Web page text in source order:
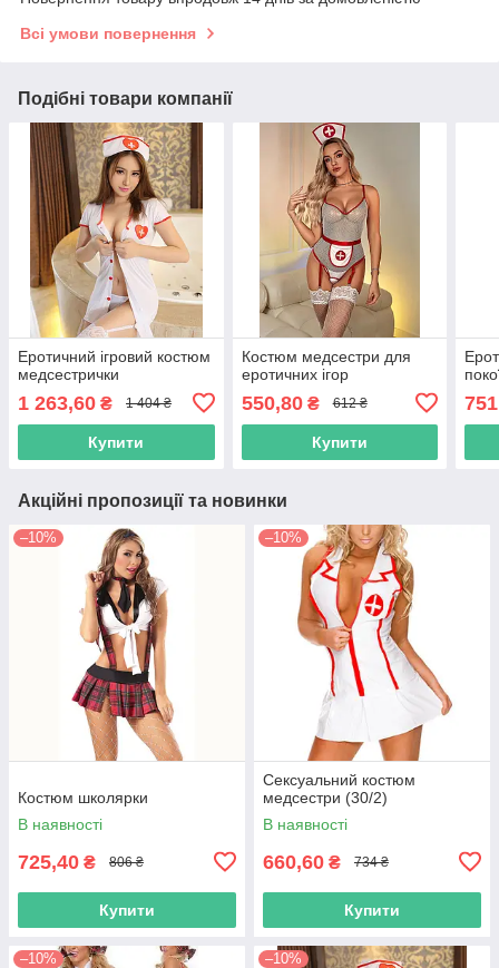
Всі умови повернення
Подібні товари компанії
Еротичний ігровий костюм
медсестрички
1 263,60 ₴ 1 404 ₴
Купити
Костюм медсестри для
еротичних ігор
550,80₴ 612 ₴
Купити
Акційні пропозиції та новинки
–10%
Костюм школярки
В наявності
725,40 ₴ 806 ₴
Купити
–10%
Сексуальний костюм
медсестри (30/2)
В наявності
660,60 ₴ 734 ₴
Купити
–10% –10%